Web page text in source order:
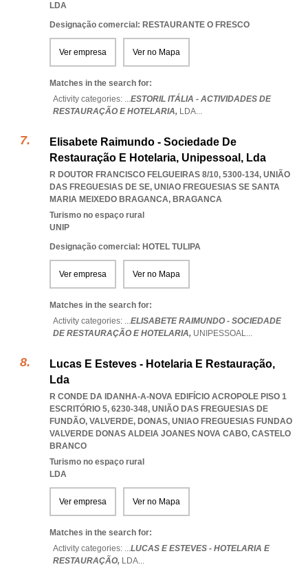
LDA
Designação comercial: RESTAURANTE O FRESCO
Ver empresa Ver no Mapa
Matches in the search for:
Activity categories: ...ESTORIL ITÁLIA - ACTIVIDADES DE
RESTAURAÇÃO E HOTELARIA, LDA...
Elisabete Raimundo - Sociedade De
Restauração E Hotelaria, Unipessoal, Lda
R DOUTOR FRANCISCO FELGUEIRAS 8/10, 5300-134, UNIÃO
DAS FREGUESIAS DE SE, UNIAO FREGUESIAS SE SANTA
MARIA MEIXEDO BRAGANCA, BRAGANCA
Turismo no espaço rural
UNIP
Designação comercial: HOTEL TULIPA
Ver empresa Ver no Mapa
Matches in the search for:
Activity categories: ...ELISABETE RAIMUNDO - SOCIEDADE
DE RESTAURAÇÃO E HOTELARIA, UNIPESSOAL...
Lucas E Esteves - Hotelaria E Restauração,
Lda
R CONDE DA IDANHA-A-NOVA EDIFÍCIO ACROPOLE PISO 1
ESCRITÓRIO 5, 6230-348, UNIÃO DAS FREGUESIAS DE
FUNDÃO, VALVERDE, DONAS, UNIAO FREGUESIAS FUNDAO
VALVERDE DONAS ALDEIA JOANES NOVA CABO, CASTELO
BRANCO
Turismo no espaço rural
LDA
Ver empresa Ver no Mapa
Matches in the search for:
Activity categories: ...LUCAS E ESTEVES - HOTELARIA E
RESTAURAÇÃO, LDA...